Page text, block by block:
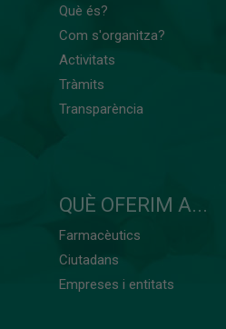
Què és?
Com s'organitza?
Activitats
Tràmits
Transparència
QUÈ OFERIM A...
Farmacèutics
Ciutadans
Empreses i entitats